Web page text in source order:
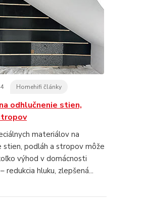
Homehifi články
odhlučnenie stien,
materiálov na
stien, podláh a stropov môže
výhod v domácnosti
redukcia hluku, zlepšená...